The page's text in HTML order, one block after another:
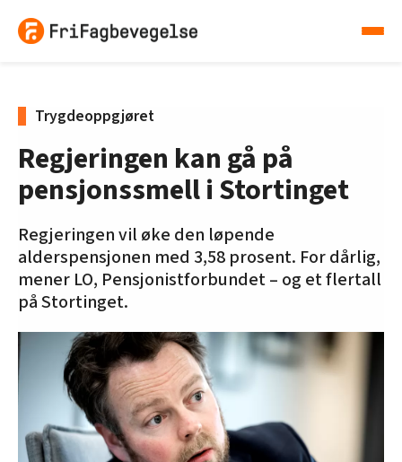
Trygdeoppgjøret
Regjeringen kan gå på
pensjonssmell i Stortinget
Regjeringen vil øke den løpende
alderspensjonen med 3,58 prosent. For dårlig,
mener LO, Pensjonistforbundet – og et flertall
på Stortinget.